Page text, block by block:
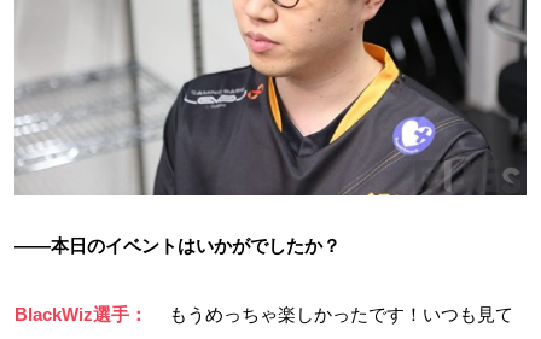
――本日のイベントはいかがでしたか？
BlackWiz選手：
もうめっちゃ楽しかったです！いつも見て